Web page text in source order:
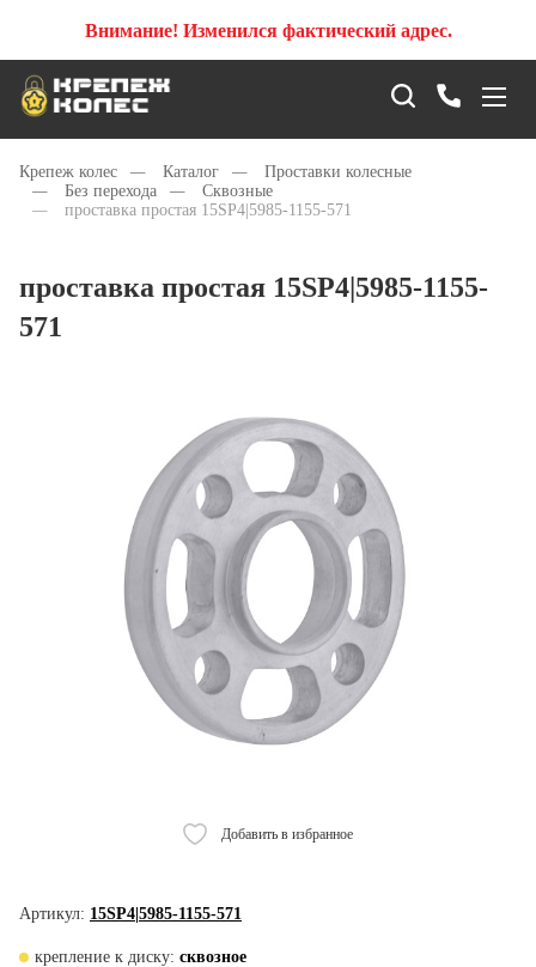
Внимание! Изменился фактический адрес.
Крепеж колес — Каталог —
Проставки колесные
—
Без перехода —
Сквозные
—
проставка простая 15SP4|5985-1155-571
проставка простая 15SP4|5985-1155-
571
Добавить в избранное
Артикул: 15SP4|5985-1155-571
крепление к диску: сквозное